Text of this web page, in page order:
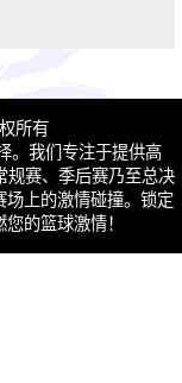
所有
。我们专注于提供高
规赛、季后赛乃至总决
场上的激情碰撞。锁定
的篮球激情！